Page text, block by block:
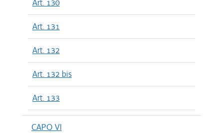
Art. 130
Art. 131
Art. 132
Art. 132 bis
Art. 133
CAPO VI